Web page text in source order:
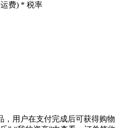
费) * 税率
，用户在支付完成后可获得购物